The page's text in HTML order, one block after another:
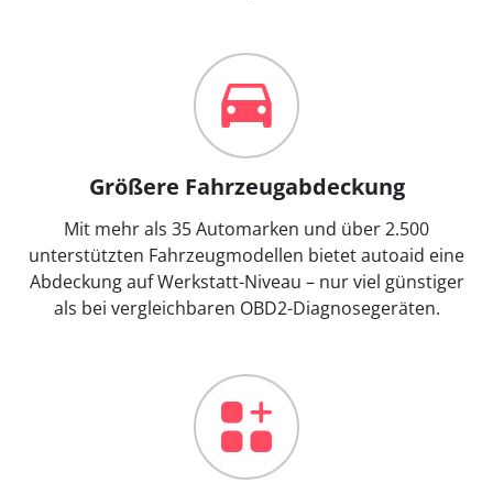
Größere Fahrzeugabdeckung
Mit mehr als 35 Automarken und über 2.500
unterstützten Fahrzeugmodellen bietet autoaid eine
Abdeckung auf Werkstatt-Niveau – nur viel günstiger
als bei vergleichbaren OBD2-Diagnosegeräten.